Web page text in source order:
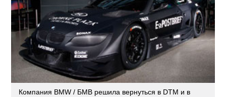
Компания BMW / БМВ решила вернуться в DTM и в